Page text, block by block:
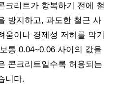
크리트가 항복하기 전에 철
방지하고, 과도한 철근 사
움이나 경제성 저하를 막기
통 0.04~0.06 사이의 값을
콘크리트일수록 허용되는
니다.